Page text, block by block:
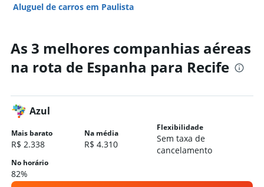
Aluguel de carros em Paulista
Aluguel de carros em Ipojuca
Hotéis em Recife
Hotéis em Fernando de Noronha
Hotéis em Tamandaré
Hotéis em Cabo De Santo Agostinho
Hotéis em Caruaru
As 3 melhores companhias aéreas
na rota de Espanha para Recife
Azul
Mais barato
R$ 2.338
Na média
R$ 4.310
Flexibilidade
Sem taxa de
cancelamento
No horário
82%